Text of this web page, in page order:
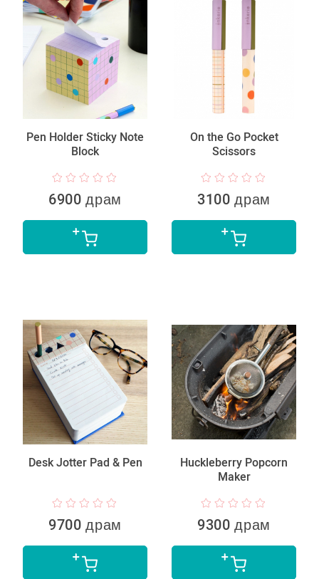
Pen Holder Sticky Note
Block
6900 драм
On the Go Pocket
Scissors
3100 драм
Desk Jotter Pad & Pen
9700 драм
Huckleberry Popcorn
Maker
9300 драм